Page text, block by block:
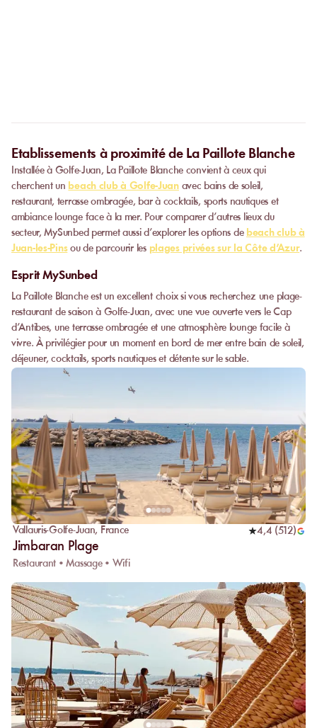
Etablissements à proximité de La Paillote Blanche
Installée à Golfe-Juan, La Paillote Blanche convient à ceux qui
cherchent un beach club à Golfe-Juanavec bains de soleil,
restaurant, terrasse ombragée, bar à cocktails, sports nautiques et
ambiance lounge face à la mer. Pour comparer d’autres lieux du
secteur, MySunbed permet aussi d’explorer les options de beach club à
Juan-les-Pinsou de parcourir les plages privées sur la Côte d’Azur.
Esprit MySunbed
La Paillote Blanche est un excellent choix si vous recherchez une plage-
restaurant de saison à Golfe-Juan, avec une vue ouverte vers le Cap
d’Antibes, une terrasse ombragée et une atmosphère lounge facile à
vivre. À privilégier pour un moment en bord de mer entre bain de soleil,
déjeuner, cocktails, sports nautiques et détente sur le sable.
Vallauris-Golfe-Juan, France 4,4 (512)
Jimbaran Plage
Restaurant • Massage • Wifi